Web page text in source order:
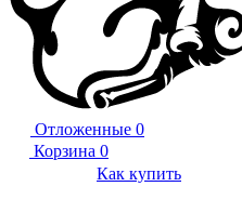
Отложенные 0
Корзина 0
Как купить